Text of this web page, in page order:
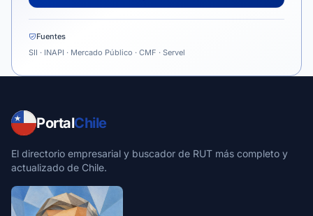
Fuentes
SII · INAPI · Mercado Público · CMF · Servel
PortalChile
El directorio empresarial y buscador de RUT más completo y
actualizado de Chile.